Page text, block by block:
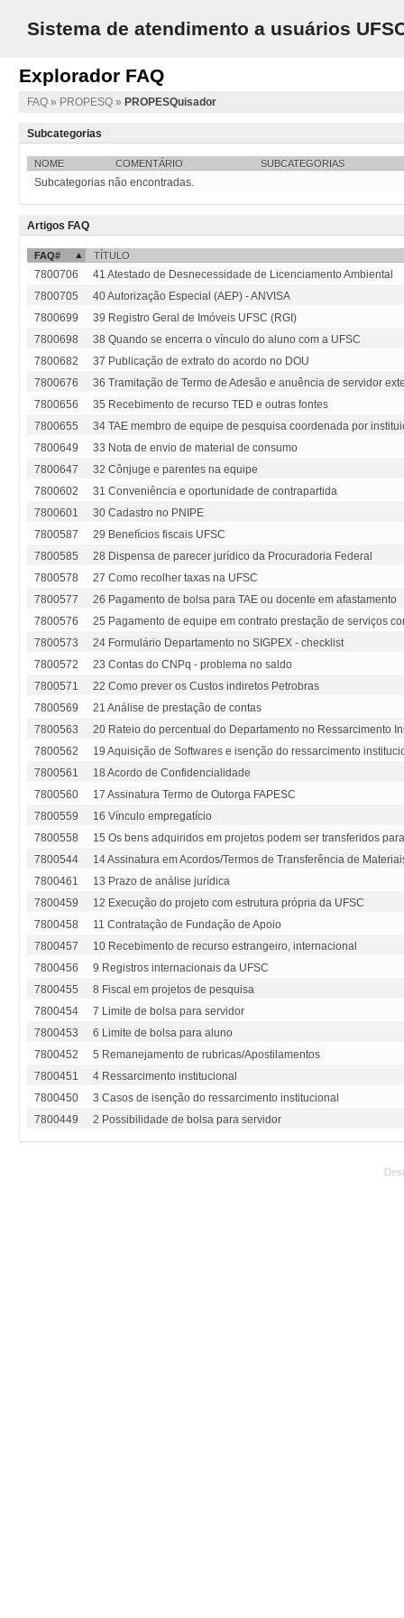
Sistema de atendimento a usuários
Explorador FAQ
FAQ » PROPESQ » PROPESQuisador
Subcategorias
NOME COMENTÁRIO SUBCATEGORIAS
Subcategorias não encontradas.
Artigos FAQ
FAQ# TÍTULO
7800706
41 Atestado de Desnecessidade de Licenciamento Ambiental
7800705
40 Autorização Especial (AEP) - ANVISA
7800699
39 Registro Geral de Imóveis UFSC (RGI)
7800698
38 Quando se encerra o vínculo do aluno com a UFSC
7800682
37 Publicação de extrato do acordo no DOU
7800676
36 Tramitação de Termo de Adesão e anuência de servidor
7800656
35 Recebimento de recurso TED e outras fontes
7800655
34 TAE membro de equipe de pesquisa coordenada por
7800649
33 Nota de envio de material de consumo
7800647
32 Cônjuge e parentes na equipe
7800602
31 Conveniência e oportunidade de contrapartida
7800601
30 Cadastro no PNIPE
7800587
29 Benefícios fiscais UFSC
7800585
28 Dispensa de parecer jurídico da Procuradoria Federal
7800578
27 Como recolher taxas na UFSC
7800577
26 Pagamento de bolsa para TAE ou docente em afastamento
7800576
25 Pagamento de equipe em contrato prestação de serviços
7800573
24 Formulário Departamento no SIGPEX - checklist
7800572
23 Contas do CNPq - problema no saldo
7800571
22 Como prever os Custos indiretos Petrobras
7800569
21 Análise de prestação de contas
7800563
20 Rateio do percentual do Departamento no Ressarcimento
7800562
19 Aquisição de Softwares e isenção do ressarcimento
7800561
18 Acordo de Confidencialidade
7800560
17 Assinatura Termo de Outorga FAPESC
7800559
16 Vínculo empregatício
7800558
15 Os bens adquiridos em projetos podem ser transferidos
7800544
14 Assinatura em Acordos/Termos de Transferência de
7800461
13 Prazo de análise jurídica
7800459
12 Execução do projeto com estrutura própria da UFSC
7800458
11 Contratação de Fundação de Apoio
7800457
10 Recebimento de recurso estrangeiro, internacional
7800456
9 Registros internacionais da UFSC
7800455
8 Fiscal em projetos de pesquisa
7800454
7 Limite de bolsa para servidor
7800453
6 Limite de bolsa para aluno
7800452
5 Remanejamento de rubricas/Apostilamentos
7800451
4 Ressarcimento institucional
7800450
3 Casos de isenção do ressarcimento institucional
7800449
2 Possibilidade de bolsa para servidor